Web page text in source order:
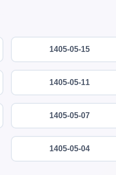
1405-05-15
1405-05-11
1405-05-07
1405-05-04